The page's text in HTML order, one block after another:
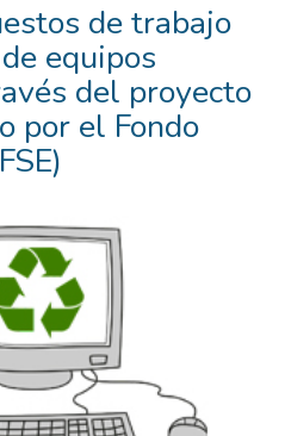
de trabajo
equipos
del proyecto
por el Fondo